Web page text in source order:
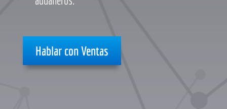
Hablar con Ventas